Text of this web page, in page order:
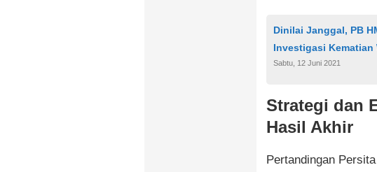
Dinilai Janggal, PB
Investigasi Kematian
Sabtu, 12 Juni 2021
Strategi dan
Hasil Akhir
Pertandingan